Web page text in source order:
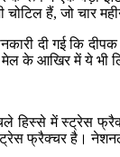
हैं, जो चार
दी गई कि
के आखिर में ये भी
हिस्से में स्ट्रेस
फ्रैक्चर है।